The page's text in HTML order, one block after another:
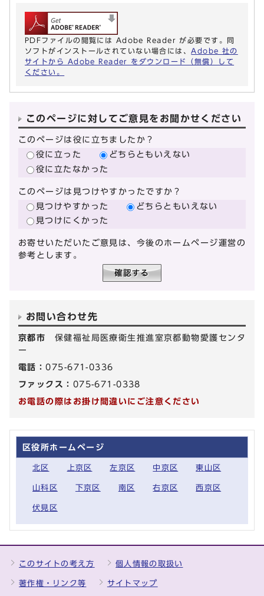
PDFファイルの閲覧には Adobe Reader が必要です。同
ソフトがインストールされていない場合には、 Adobe 社の
サイトから Adobe Reader をダウンロード（無償）して
ください。
このページに対してご意見をお聞かせください
このページは役に立ちましたか？
役に立った
どちらともいえない
役に立たなかった
このページは見つけやすかったですか？
見つけやすかった
どちらともいえない
見つけにくかった
お寄せいただいたご意見は、今後のホームページ運営の
参考とします。
お問い合わせ先
京都市 保健福祉局医療衛生推進室京都動物愛護センタ
ー
電話：075-671-0336
ファックス： 075-671-0338
お電話の際はお掛け間違いにご注意ください
区役所ホームページ
北区 上京区 左京区 中京区 東山区
山科区 下京区 南区 右京区 西京区
伏見区
このサイトの考え方 個人情報の取扱い
著作権・リンク等 サイトマップ